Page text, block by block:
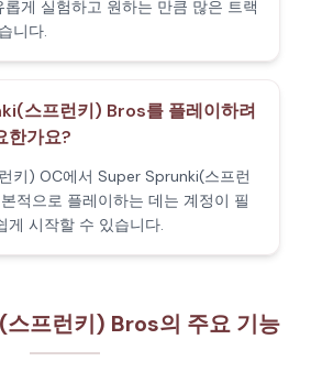
게 실험하고 원하는 만큼 많은 트랙
니다.
스프런키) Bros를 플레이하려
한가요?
키) OC에서 Super Sprunki(스프런
적으로 플레이하는 데는 계정이 필
게 시작할 수 있습니다.
프런키) Bros의 주요 기능